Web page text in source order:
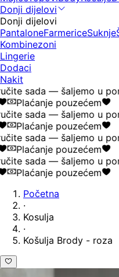
Donji dijelovi
Donji dijelovi
PantaloneFarmericeSuknje
Kombinezoni
Lingerie
Dodaci
Nakit
sada — šaljemo u
Plaćanje pouzećem
sada — šaljemo u
Plaćanje pouzećem
sada — šaljemo u
Plaćanje pouzećem
sada — šaljemo u
Plaćanje pouzećem
Početna
·
Kosulja
·
Košulja Brody - roza